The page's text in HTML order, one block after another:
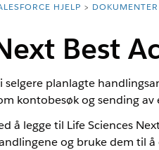
er her: HJELP DOKUMENTER
Best
selgere planlagte
kontobesøk og sending
å legge til Life Sciences
og bruke dem til